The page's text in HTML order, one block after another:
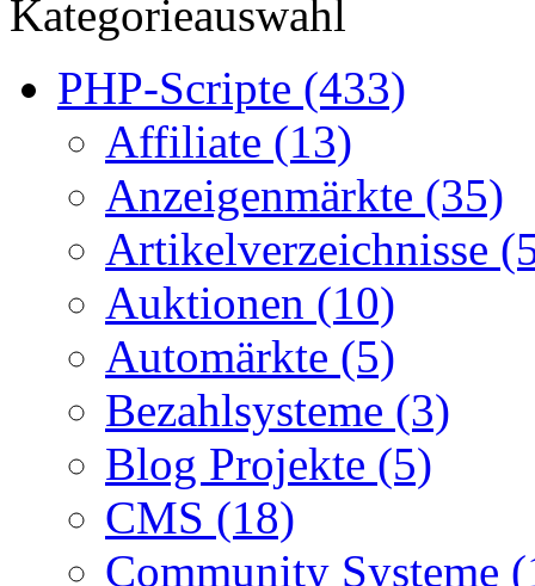
Kategorieauswahl
PHP-Scripte (433)
Affiliate (13)
Anzeigenmärkte (35)
Artikelverzeichnisse
Auktionen (10)
Automärkte (5)
Bezahlsysteme (3)
Blog Projekte (5)
CMS (18)
Community Systeme